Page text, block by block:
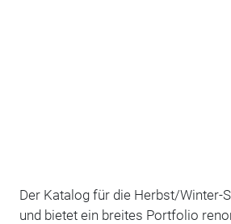
Der Katalog für die Herbst/Winter-
und bietet ein breites Portfolio